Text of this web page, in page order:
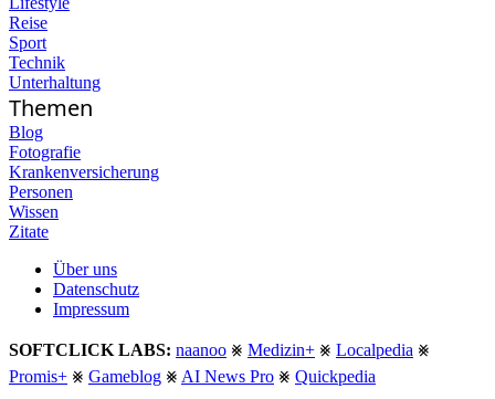
Reise
Sport
Technik
Unterhaltung
Themen
Blog
Fotografie
Krankenversicherung
Personen
Wissen
Zitate
Über uns
Datenschutz
Impressum
SOFTCLICK LABS: naanoo ⨳ Medizin+ ⨳ Localpedia ⨳
Promis+ ⨳ Gameblog ⨳ AI News Pro ⨳ Quickpedia